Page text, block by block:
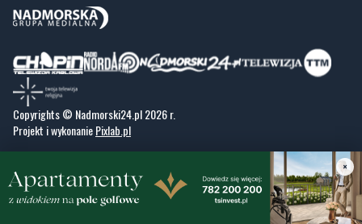
Copyrights © Nadmorski24.pl 2026 r.
Projekt i wykonaniePixlab.pl
×